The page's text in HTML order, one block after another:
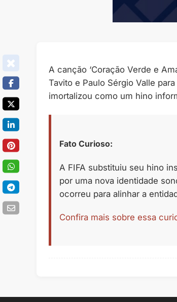
A canção ‘Coração Verde e
Tavito e Paulo Sérgio Valle
imortalizou como um hino
Fato Curioso:
A FIFA substituiu seu hino
por uma nova identidade
ocorreu para alinhar a
Confira mais sobre essa